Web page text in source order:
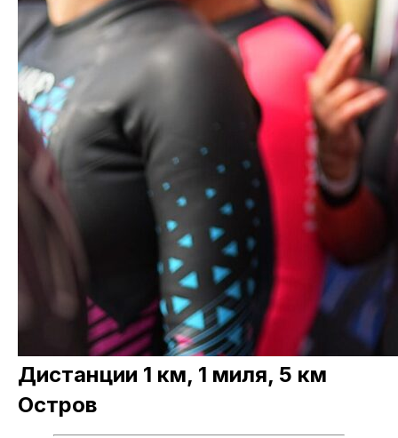
Дистанции 1 км, 1 миля, 5 км
Остров